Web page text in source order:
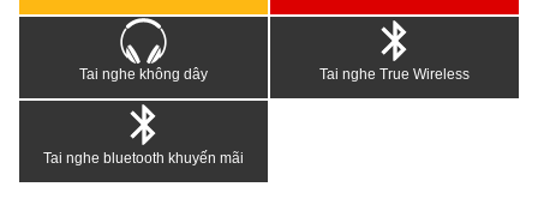
Tai nghe không dây Tai nghe True Wireless
Tai nghe bluetooth khuyến mãi